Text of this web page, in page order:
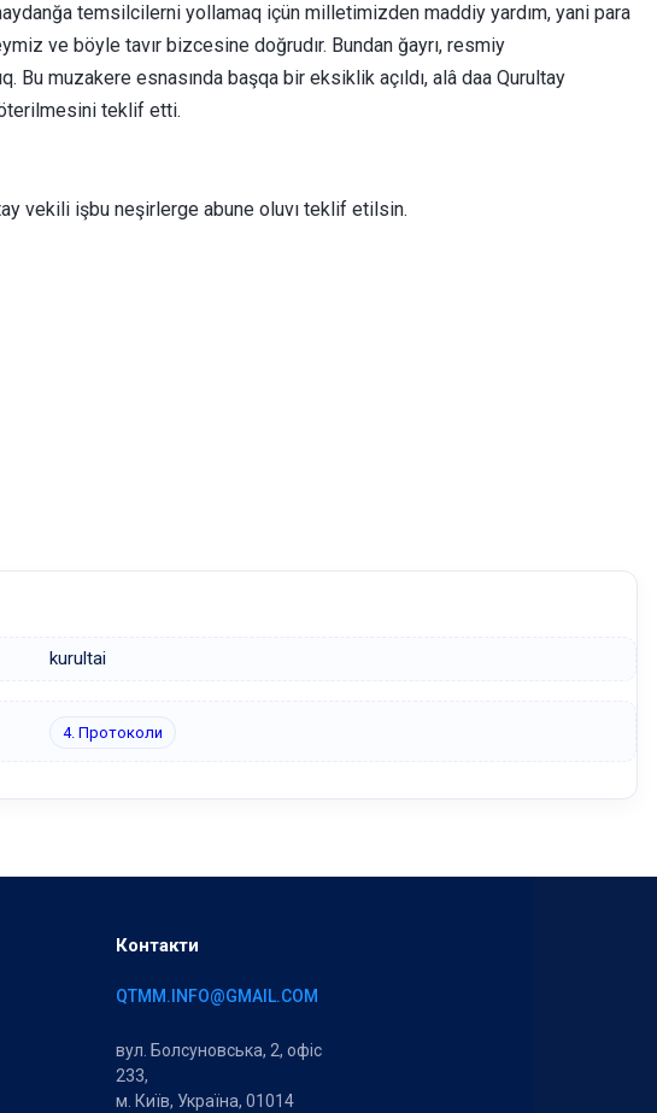
temsilcilerni yollamaq içün milletimizden maddiy yardım, yani para
ve böyle tavır bizcesine doğrudır. Bundan ğayrı, resmiy
Bu muzakere esnasında başqa bir eksiklik açıldı, alâ daa Qurultay
teklif etti.
vekili işbu neşirlerge abune oluvı teklif etilsin.
kurultai
4. Протоколи
Контакти
QTMM.INFO@GMAIL.COM
вул. Болсуновська, 2, офіс
233,
м. Київ, Україна, 01014